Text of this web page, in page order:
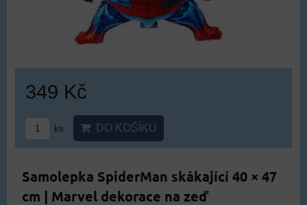
349 Kč
ks DO KOŠÍKU
Samolepka SpiderMan skákající 40 × 47
cm | Marvel dekorace na zeď